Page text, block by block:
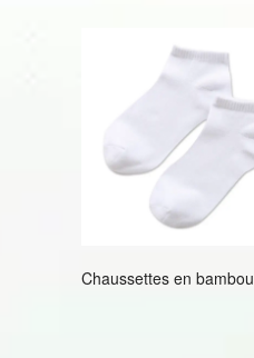
Chaussettes en bambou